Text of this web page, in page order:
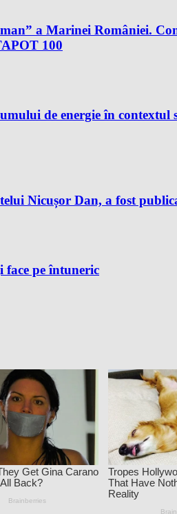
a Marinei României.
100
de energie în
Nicușor Dan, a fost
face pe întuneric